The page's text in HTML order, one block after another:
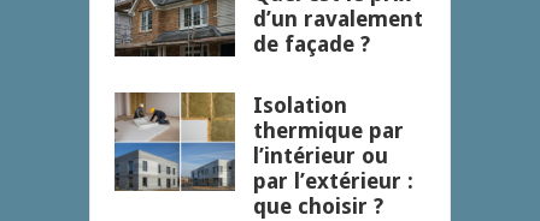
d’un ravalement
de façade ?
Isolation
thermique par
l’intérieur ou
par l’extérieur :
que choisir ?